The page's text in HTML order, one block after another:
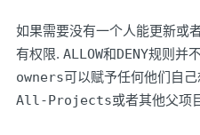
如果需要没有一个人能更新或
有权限. ALLOW和DENY规则并
owners可以赋予任何他们自
All-Projects或者其他父项